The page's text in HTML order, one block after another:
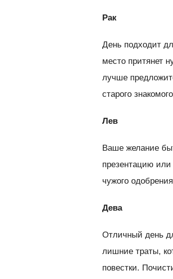
Рак
День подходит
место притянет
лучше
старого
Лев
Ваше желание
презентацию или
чужого
Дева
Отличный день
лишние траты,
повестки.